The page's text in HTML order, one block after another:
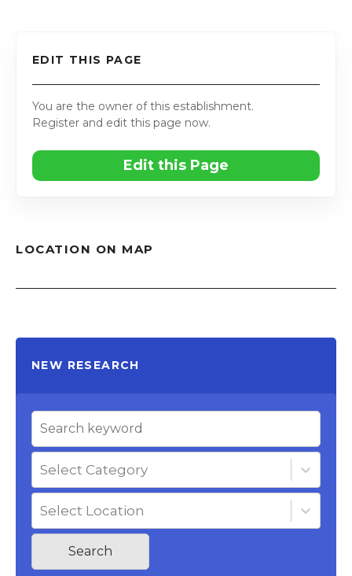
EDIT THIS PAGE
You are the owner of this establishment.
Register and edit this page now.
Edit this Page
LOCATION ON MAP
NEW RESEARCH
Select Category
Select Location
Search